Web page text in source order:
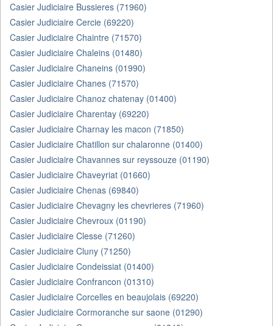
Casier Judiciaire Bussieres (71960)
Casier Judiciaire Cercie (69220)
Casier Judiciaire Chaintre (71570)
Casier Judiciaire Chaleins (01480)
Casier Judiciaire Chaneins (01990)
Casier Judiciaire Chanes (71570)
Casier Judiciaire Chanoz chatenay (01400)
Casier Judiciaire Charentay (69220)
Casier Judiciaire Charnay les macon (71850)
Casier Judiciaire Chatillon sur chalaronne (01400)
Casier Judiciaire Chavannes sur reyssouze (01190)
Casier Judiciaire Chaveyriat (01660)
Casier Judiciaire Chenas (69840)
Casier Judiciaire Chevagny les chevrieres (71960)
Casier Judiciaire Chevroux (01190)
Casier Judiciaire Clesse (71260)
Casier Judiciaire Cluny (71250)
Casier Judiciaire Condeissiat (01400)
Casier Judiciaire Confrancon (01310)
Casier Judiciaire Corcelles en beaujolais (69220)
Casier Judiciaire Cormoranche sur saone (01290)